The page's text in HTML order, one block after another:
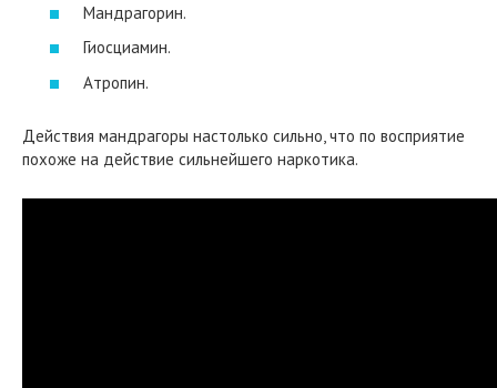
Мандрагорин.
Гиосциамин.
Атропин.
Действия мандрагоры настолько сильно, что по восприятие
похоже на действие сильнейшего наркотика.